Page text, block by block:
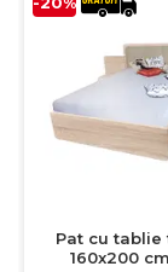
Pat cu tablie
160x200